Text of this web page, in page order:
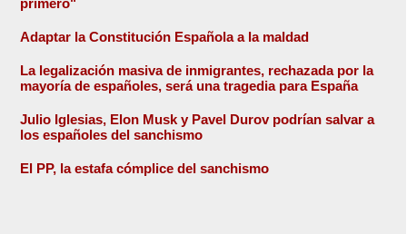
Adaptar la Constitución Española a la maldad
La legalización masiva de inmigrantes, rechazada por la
mayoría de españoles, será una tragedia para España
Julio Iglesias, Elon Musk y Pavel Durov podrían salvar a
los españoles del sanchismo
El PP, la estafa cómplice del sanchismo